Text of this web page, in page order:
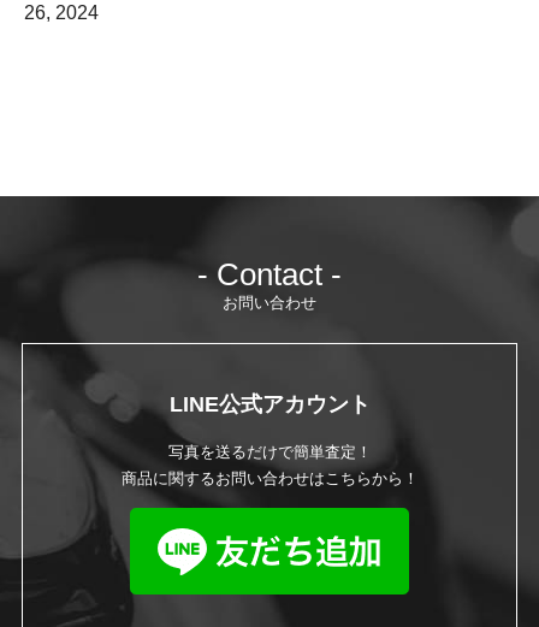
26, 2024
- Contact -
お問い合わせ
LINE公式アカウント
写真を送るだけで簡単査定！
商品に関するお問い合わせはこちらから！